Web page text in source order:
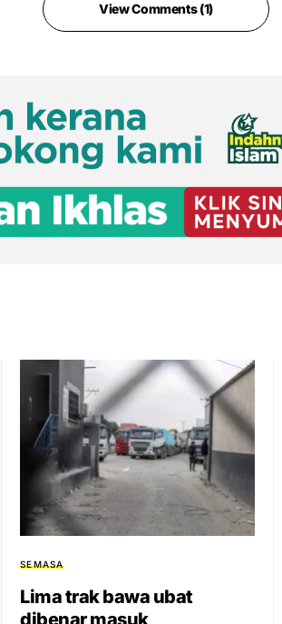
View Comments (1)
SEMASA
Lima trak bawa ubat